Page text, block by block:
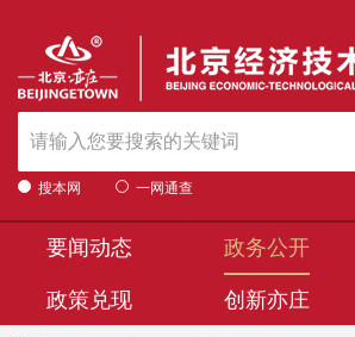
搜本网 一网通查
要闻动态 政务公开
政策兑现 创新亦庄